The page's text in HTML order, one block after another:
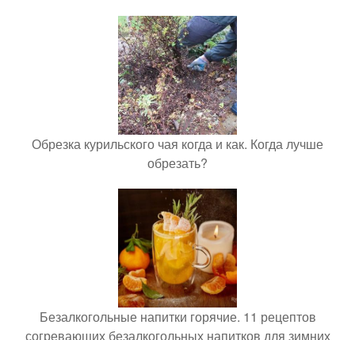
Обрезка курильского чая когда и как. Когда лучше
обрезать?
Безалкогольные напитки горячие. 11 рецептов
согревающих безалкогольных напитков для зимних